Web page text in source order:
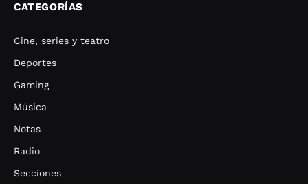
CATEGORÍAS
Cine, series y teatro
Deportes
Gaming
Música
Notas
Radio
Secciones